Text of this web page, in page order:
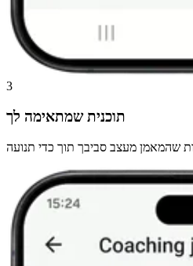
3
תוכנית שמתאימה לך